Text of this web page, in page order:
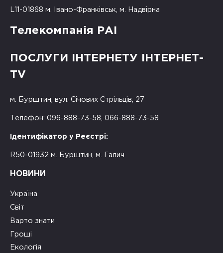
L11-01868 м. Івано-Франківськ, м. Надвірна
Телекомпанія РАІ
ПОСЛУГИ ІНТЕРНЕТУ ІНТЕРНЕТ-
TV
м. Бурштин, вул. Січових Стрільців, 27
Телефон: 096-888-73-58, 066-888-73-58
Ідентифікатор у Реєстрі:
R50-01932 м. Бурштин, м. Галич
НОВИНИ
Україна
Світ
Варто знати
Гроші
Екологія